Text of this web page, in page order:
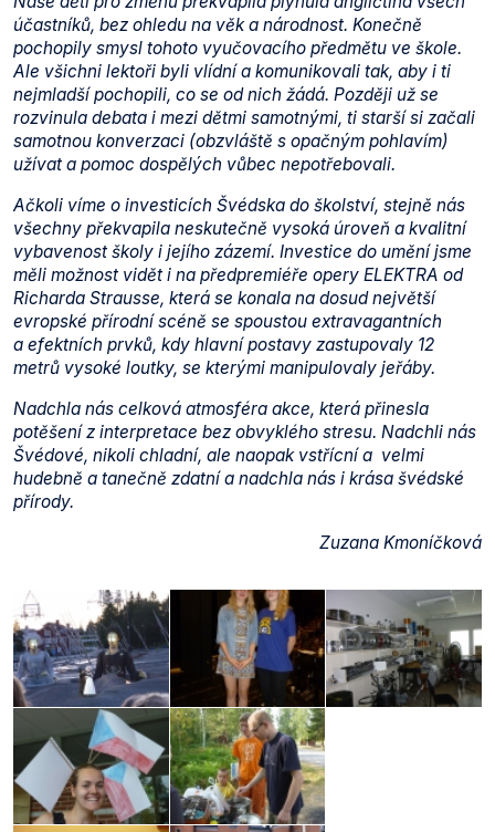
účastníků, bez ohledu na věk a národnost. Konečně
pochopily smysl tohoto vyučovacího předmětu ve škole.
Ale všichni lektoři byli vlídní a komunikovali tak, aby i ti
nejmladší pochopili, co se od nich žádá. Později už se
rozvinula debata i mezi dětmi samotnými, ti starší si začali
samotnou konverzaci (obzvláště s opačným pohlavím)
užívat a pomoc dospělých vůbec nepotřebovali.
Ačkoli víme o investicích Švédska do školství, stejně nás
všechny překvapila neskutečně vysoká úroveň a kvalitní
vybavenost školy i jejího zázemí. Investice do umění jsme
měli možnost vidět i na předpremiéře opery ELEKTRA od
Richarda Strausse, která se konala na dosud největší
evropské přírodní scéně se spoustou extravagantních
a efektních prvků, kdy hlavní postavy zastupovaly 12
metrů vysoké loutky, se kterými manipulovaly jeřáby.
Nadchla nás celková atmosféra akce, která přinesla
potěšení z interpretace bez obvyklého stresu. Nadchli nás
Švédové, nikoli chladní, ale naopak vstřícní a velmi
hudebně a tanečně zdatní a nadchla nás i krása švédské
přírody.
Zuzana Kmoníčková